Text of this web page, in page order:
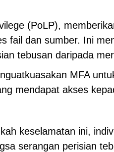
(PoLP),
fail dan sumber. Ini
tebusan daripada
MFA
mendapat akses
keselamatan ini,
serangan perisian